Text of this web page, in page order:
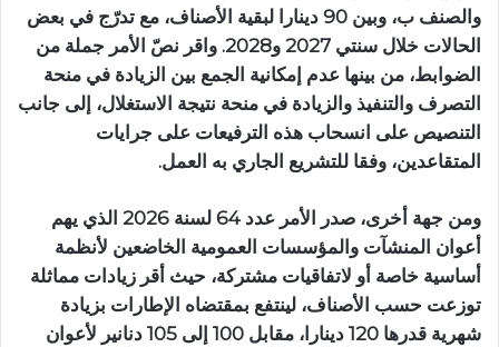
والصنف ب، وبين 90 دينارا لبقية الأصناف، مع تدرّج في بعض
الحالات خلال سنتي 2027 و2028. واقر نصّ الأمر جملة من
الضوابط، من بينها عدم إمكانية الجمع بين الزيادة في منحة
التصرف والتنفيذ والزيادة في منحة نتيجة الاستغلال، إلى جانب
التنصيص على انسحاب هذه الترفيعات على جرايات
المتقاعدين، وفقا للتشريع الجاري به العمل.
ومن جهة أخرى، صدر الأمر عدد 64 لسنة 2026 الذي يهم
أعوان المنشآت والمؤسسات العمومية الخاضعين لأنظمة
أساسية خاصة أو لاتفاقيات مشتركة، حيث أقر زيادات مماثلة
توزعت حسب الأصناف، لينتفع بمقتضاه الإطارات بزيادة
شهرية قدرها 120 دينارا، مقابل 100 إلى 105 دنانير لأعوان